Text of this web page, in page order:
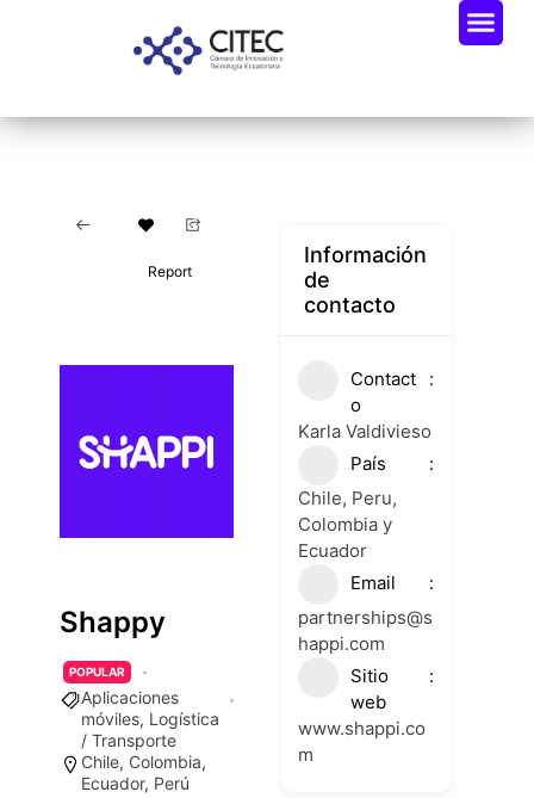
Report
Shappy
POPULAR
Aplicaciones
móviles, Logística
/ Transporte
Chile, Colombia,
Ecuador, Perú
Información
de
contacto
Contact
o
Karla Valdivieso
País
Chile, Peru,
Colombia y
Ecuador
Email
partnerships@s
happi.com
Sitio
web
www.shappi.co
m